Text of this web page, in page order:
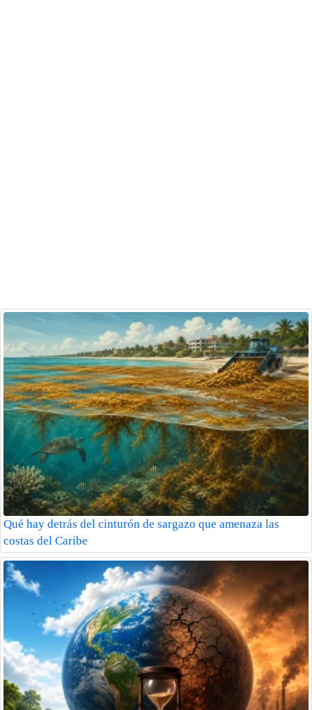
Qué hay detrás del cinturón de sargazo que amenaza las
costas del Caribe